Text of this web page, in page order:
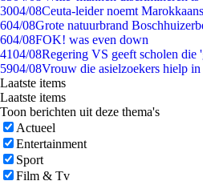
3004/08Ceuta-leider noemt
604/08Grote natuurbrand
604/08FOK! was even down
4104/08Regering VS geeft scholen die
5904/08Vrouw die asielzoekers hielp
Laatste items
Laatste items
Toon berichten uit deze thema's
Actueel
Entertainment
Sport
Film & Tv